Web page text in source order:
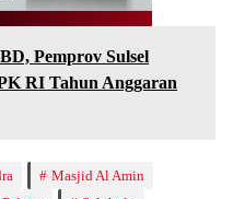
Pemprov Sulsel
RI Tahun Anggaran
Masjid Al Amin